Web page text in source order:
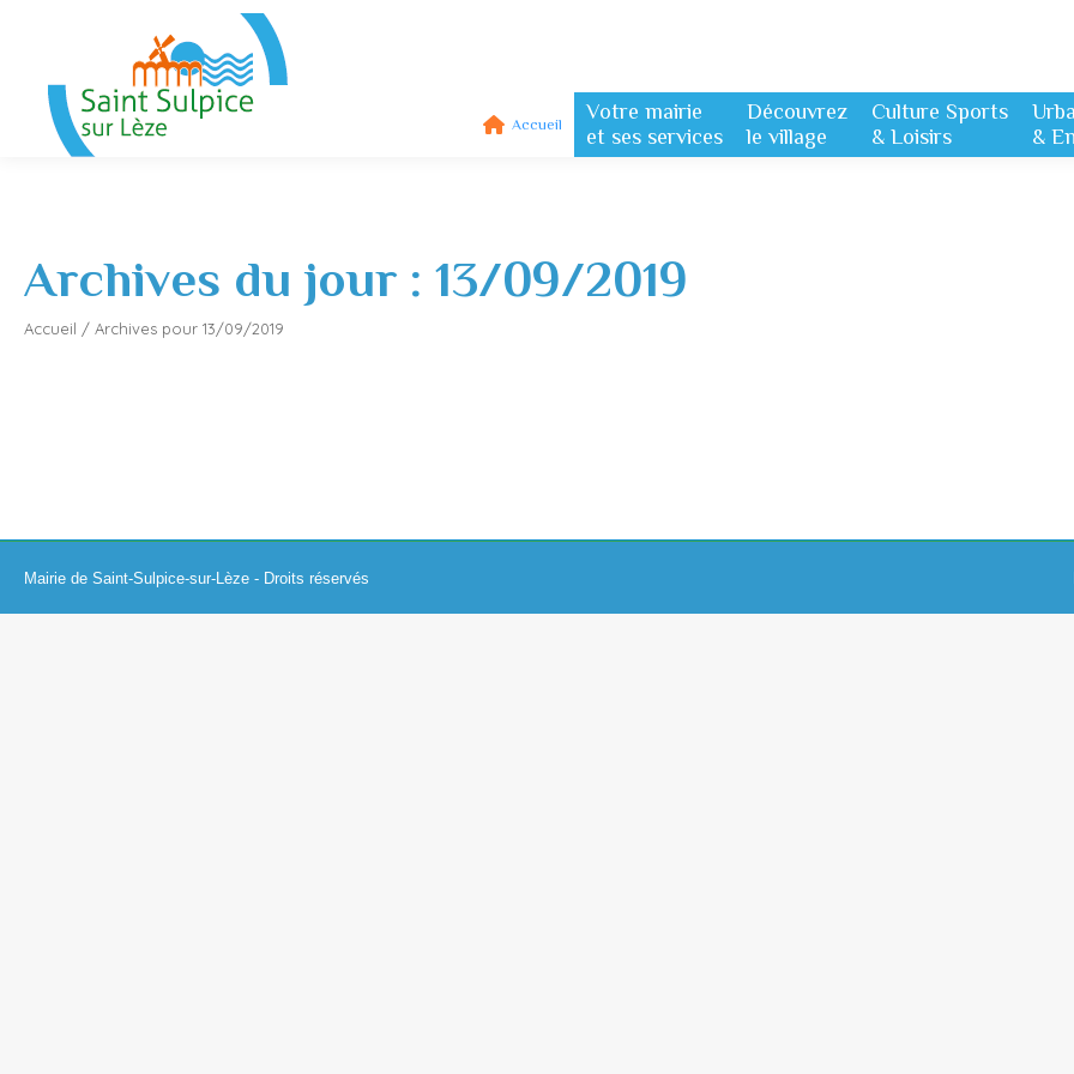
Accueil
Votre mairie
et ses services
Découvrez
le village
Culture Sports
& Loisirs
&
Archives du jour : 13/09/2019
Accueil / Archives pour 13/09/2019
Mairie de Saint-Sulpice-sur-Lèze - Droits réservés